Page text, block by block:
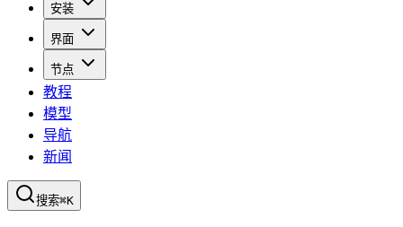
安装
界面
节点
教程
模型
导航
新闻
搜索⌘K